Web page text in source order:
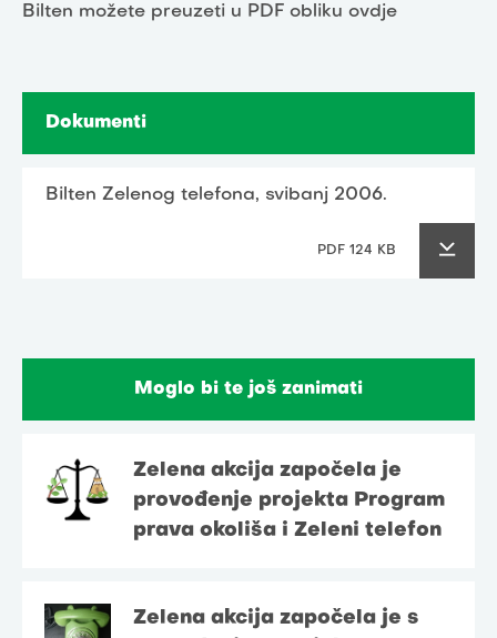
Bilten možete preuzeti u PDF obliku ovdje
Dokumenti
Bilten Zelenog telefona, svibanj 2006.
PDF 124 KB
Moglo bi te još zanimati
Zelena akcija započela je
provođenje projekta Program
prava okoliša i Zeleni telefon
Zelena akcija započela je s